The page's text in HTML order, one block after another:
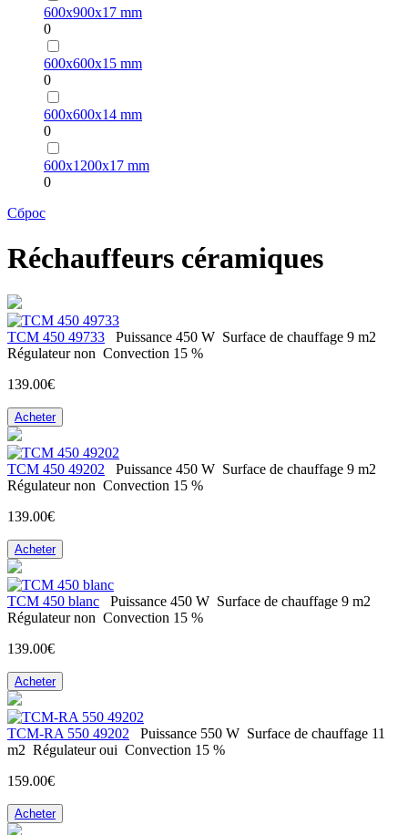
600х900х17 mm
0
600х600х15 mm
0
600х600х14 mm
0
600х1200х17 mm
0
Сброс
Réchauffeurs céramiques
ТСМ 450 49733 Puissance 450 W Surface de chauffage 9 m2
Régulateur non Convection 15 %
139.00€
Acheter
ТСМ 450 49202 Puissance 450 W Surface de chauffage 9 m2
Régulateur non Convection 15 %
139.00€
Acheter
ТСМ 450 blanc Puissance 450 W Surface de chauffage 9 m2
Régulateur non Convection 15 %
139.00€
Acheter
ТСМ-RA 550 49202 Puissance 550 W Surface de chauffage 11
m2 Régulateur oui Convection 15 %
159.00€
Acheter